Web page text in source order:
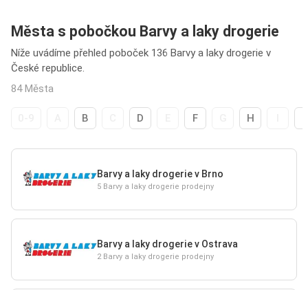
Města s pobočkou Barvy a laky drogerie
Níže uvádíme přehled poboček 136 Barvy a laky drogerie v
České republice.
84 Města
B D F H
Barvy a laky drogerie v Brno
5 Barvy a laky drogerie prodejny
Barvy a laky drogerie v Ostrava
2 Barvy a laky drogerie prodejny